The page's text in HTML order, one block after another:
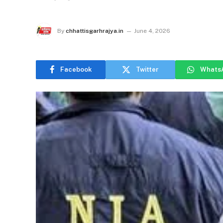
By chhattisgarhrajya.in June 4, 2026
Facebook Twitter